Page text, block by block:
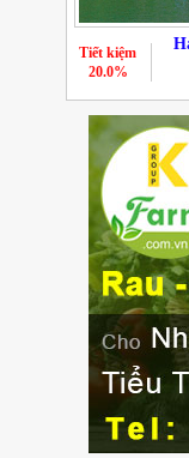
Tiết kiệm
20.0%